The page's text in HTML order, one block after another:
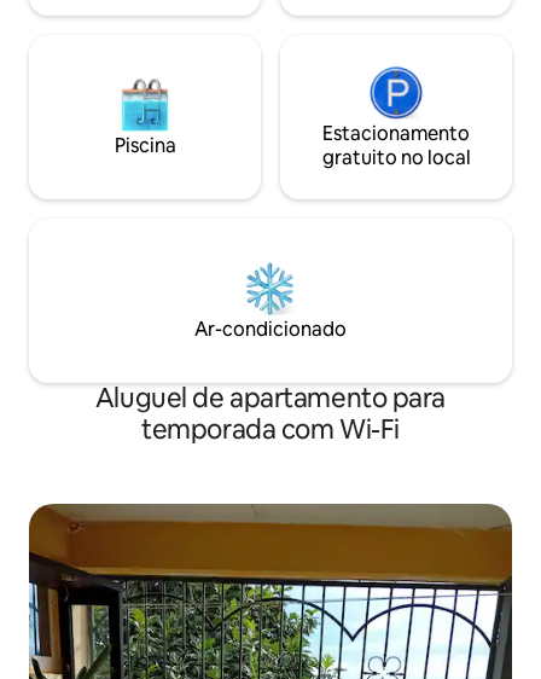
Piscina
Estacionamento
gratuito no local
Ar-condicionado
Aluguel de apartamento para
temporada com Wi-Fi